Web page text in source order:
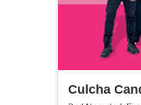
Culcha